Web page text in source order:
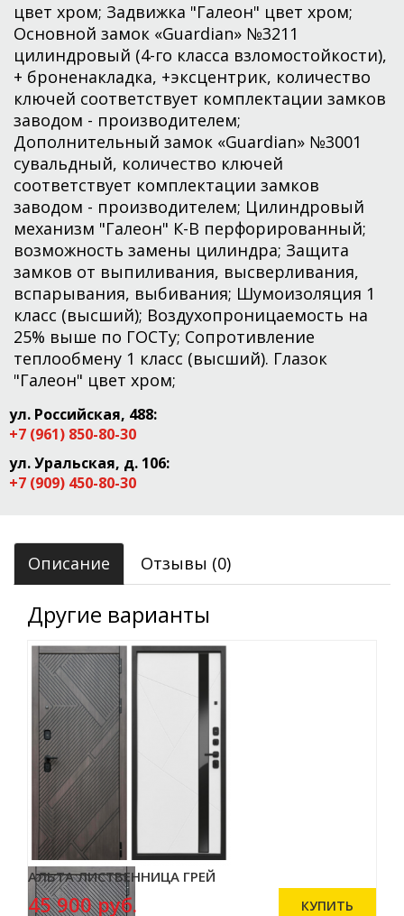
цвет хром; Задвижка "Галеон" цвет хром;
Основной замок «Guardian» №3211
цилиндровый (4-го класса взломостойкости),
+ броненакладка, +эксцентрик, количество
ключей соответствует комплектации замков
заводом - производителем;
Дополнительный замок «Guardian» №3001
сувальдный, количество ключей
соответствует комплектации замков
заводом - производителем; Цилиндровый
механизм "Галеон" К-В перфорированный;
возможность замены цилиндра; Защита
замков от выпиливания, высверливания,
вспарывания, выбивания; Шумоизоляция 1
класс (высший); Воздухопроницаемость на
25% выше по ГОСТу; Сопротивление
теплообмену 1 класс (высший). Глазок
"Галеон" цвет хром;
ул. Российская, 488:
+7 (961) 850-80-30
ул. Уральская, д. 106:
+7 (909) 450-80-30
Описание Отзывы (0)
Другие варианты
АЛЬТА ЛИСТВЕННИЦА ГРЕЙ
45 900 руб.